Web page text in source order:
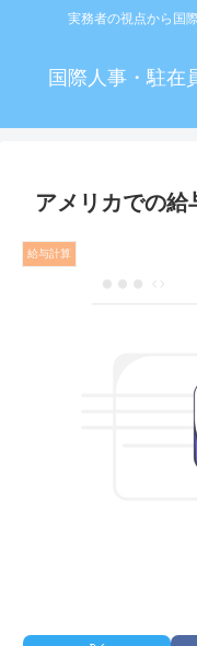
実務者の視点から国
国際人事・駐在
アメリカでの給
給与計算